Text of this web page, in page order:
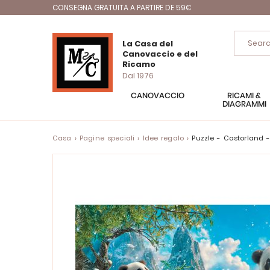
CONSEGNA GRATUITA A PARTIRE DE 59€
La Casa del
Canovaccio e del
Ricamo
Dal 1976
CANOVACCIO
RICAMI &
DIAGRAMMI
Casa Pagine speciali Idee regalo puzzle -
galleria
immagini